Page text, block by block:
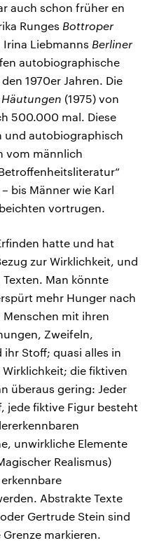
auch schon früher en
Runges Bottroper
Liebmanns Berliner
autobiographische
1970er Jahren. Die
Häutungen (1975) von
500.000 mal. Diese
und autobiographisch
vom männlich
bis Männer wie Karl
vortrugen.
hatte und hat
zur Wirklichkeit, und
Man könnte
mehr Hunger nach
mit ihren
Zweifeln,
Stoff; quasi alles in
die fiktiven
überaus gering: Jeder
jede fiktive Figur besteht
unwirkliche Elemente
Realismus)
Abstrakte Texte
Gertrude Stein sind
markieren.